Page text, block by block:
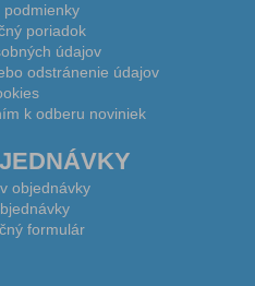
podmienky
poriadok
údajov
odstránenie údajov
k odberu noviniek
objednávky
formulár